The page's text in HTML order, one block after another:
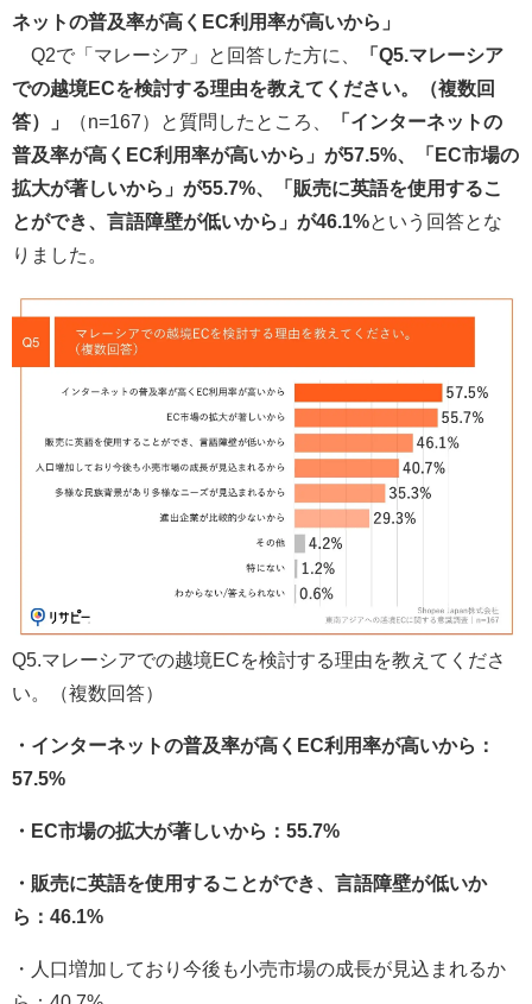
ネットの普及率が高くEC利用率が高いから」
Q2で「マレーシア」と回答した方に、
「Q5.マレーシア
での越境ECを検討する理由を教えてください。（複数回
答）」
（n=167）と質問したところ、
「インターネットの
普及率が高くEC利用率が高いから」が57.5%、「EC市場の
拡大が著しいから」が55.7%、「販売に英語を使用するこ
とができ、言語障壁が低いから」が46.1%という回答とな
りました。
Q5.マレーシアでの越境ECを検討する理由を教えてくださ
い。（複数回答）
・インターネットの普及率が高くEC利用率が高いから：
57.5%
・EC市場の拡大が著しいから：55.7%
・販売に英語を使用することができ、言語障壁が低いか
ら：46.1%
・人口増加しており今後も小売市場の成長が見込まれるか